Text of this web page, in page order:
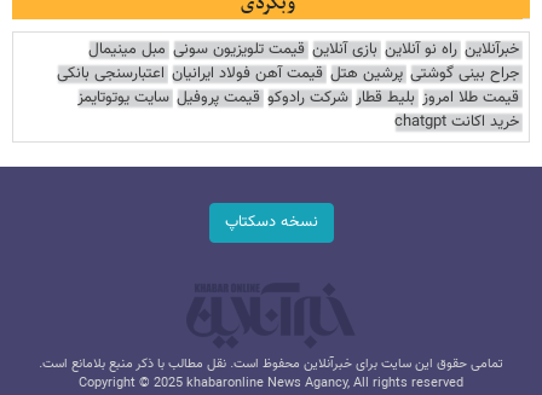
خبرآنلاین راه نو آنلاین بازی آنلاین قیمت تلویزیون سونی مبل مینیمال
جراح بینی گوشتی پرشین هتل قیمت آهن فولاد ایرانیان اعتبارسنجی بانکی
قیمت طلا امروز بلیط قطار شرکت رادوکو قیمت پروفیل سایت یوتوتایمز
خرید اکانت chatgpt
نسخه دسکتاپ
تمامی حقوق این سایت برای خبرآنلاین محفوظ است. نقل مطالب با ذکر منبع بلامانع است.
Copyright © 2025 khabaronline News Agancy, All rights reserved